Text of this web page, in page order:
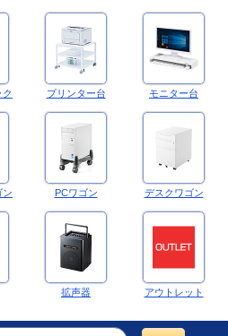
プリンター台 モニター台
ン PCワゴン デスクワゴン
拡声器 アウトレット